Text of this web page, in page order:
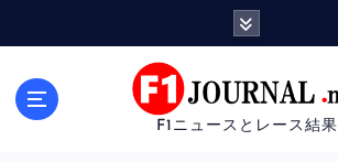
F1ニュースとレース結果